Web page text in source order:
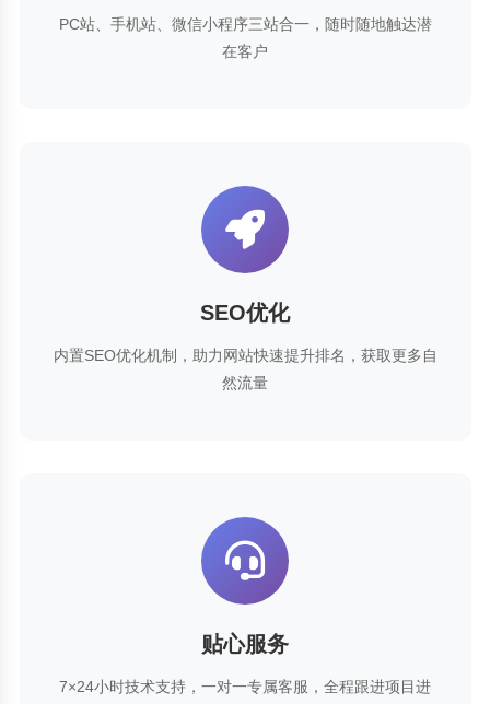
PC站、手机站、微信小程序三站合一，随时随地触达潜
在客户
SEO优化
内置SEO优化机制，助力网站快速提升排名，获取更多自
然流量
贴心服务
7×24小时技术支持，一对一专属客服，全程跟进项目进